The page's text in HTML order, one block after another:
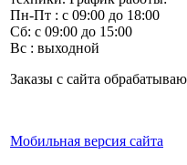
Пн-Пт : с 09:00 до 18:00
Сб: с 09:00 до 15:00
Вс : выходной
Заказы с сайта
Мобильная версия сайта